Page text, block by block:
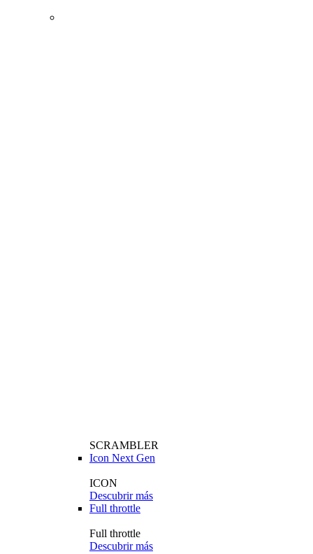
SCRAMBLER
Icon Next Gen
ICON
Descubrir más
Full throttle
Full throttle
Descubrir más